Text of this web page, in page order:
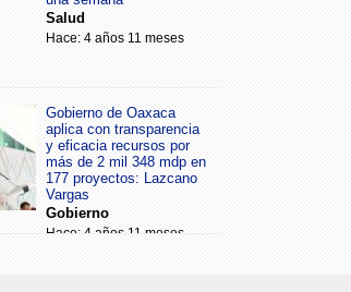
Salud
Hace: 4 años 11 meses
Gobierno de Oaxaca
aplica con transparencia
y eficacia recursos por
más de 2 mil 348 mdp en
177 proyectos: Lazcano
Vargas
Gobierno
Hace: 4 años 11 meses